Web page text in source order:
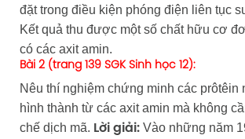
đặt trong điều kiện phóng điện liên tục
Kết quả thu được một số chất hữu cơ
có các axit amin.
Bài 2 (trang 139 SGK Sinh học 12):
Nêu thí nghiệm chứng minh các prôtêin
hình thành từ các axit amin mà không
chế dịch mã. Lời giải:Vào những năm